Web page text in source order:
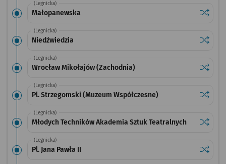
(Legnicka)
Małopanewska
(Legnicka)
Niedźwiedzia
(Legnicka)
Wrocław Mikołajów (Zachodnia)
(Legnicka)
Pl. Strzegomski (Muzeum Współczesne)
(Legnicka)
Młodych Techników Akademia Sztuk Teatralnych
(Legnicka)
Pl. Jana Pawła II